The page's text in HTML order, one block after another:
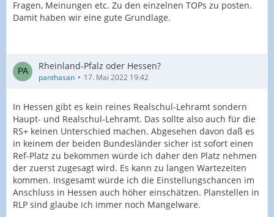
Fragen, Meinungen etc. Zu den einzelnen TOPs zu posten.
Damit haben wir eine gute Grundlage.
Rheinland-Pfalz oder Hessen?
panthasan 17. Mai 2022 19:42
In Hessen gibt es kein reines Realschul-Lehramt sondern
Haupt- und Realschul-Lehramt. Das sollte also auch für die
RS+ keinen Unterschied machen. Abgesehen davon daß es
in keinem der beiden Bundesländer sicher ist sofort einen
Ref-Platz zu bekommen würde ich daher den Platz nehmen
der zuerst zugesagt wird. Es kann zu langen Wartezeiten
kommen. Insgesamt würde ich die Einstellungschancen im
Anschluss in Hessen auch höher einschätzen. Planstellen in
RLP sind glaube ich immer noch Mangelware.